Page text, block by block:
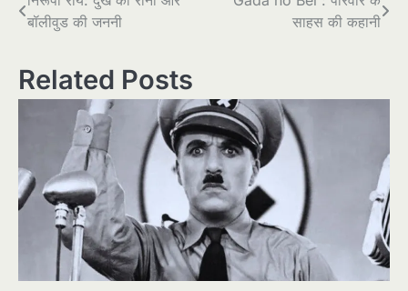
navigation
बॉलीवुड की जननी
साहस की कहानी
Related Posts